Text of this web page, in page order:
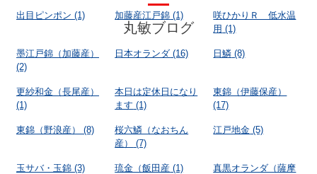
丸敏ブログ
出目ピンポン (1) 加藤産江戸錦 (1)
咲ひかりＲ 低水温
用 (1)
墨江戸錦（加藤産）
(2)
日本オランダ (16) 日鱗 (8)
更紗和金（長尾産）
(1)
本日は定休日になり
ます (1)
東錦（伊藤保産）
(17)
東錦（野浪産） (8)
桜六鱗（なおちん
産）
(7)
江戸地金 (5)
玉サバ・玉錦 (3) 琉金（飯田産 (1)
真黒オランダ（薩摩